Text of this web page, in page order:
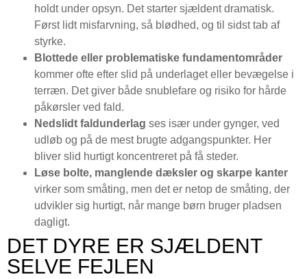
holdt under opsyn. Det starter sjældent dramatisk.
Først lidt misfarvning, så blødhed, og til sidst tab af
styrke.
Blottede eller problematiske fundamentområder
kommer ofte efter slid på underlaget eller bevægelse i
terræn. Det giver både snublefare og risiko for hårde
påkørsler ved fald.
Nedslidt faldunderlag ses især under gynger, ved
udløb og på de mest brugte adgangspunkter. Her
bliver slid hurtigt koncentreret på få steder.
Løse bolte, manglende dæksler og skarpe kanter
virker som småting, men det er netop de småting, der
udvikler sig hurtigt, når mange børn bruger pladsen
dagligt.
DET DYRE ER SJÆLDENT
SELVE FEJLEN